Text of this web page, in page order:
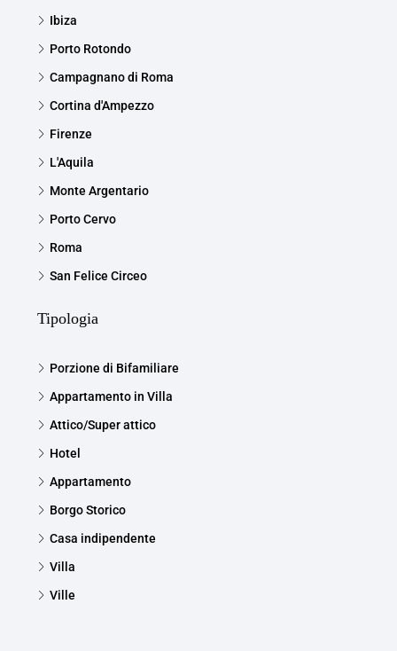
Ibiza
Porto Rotondo
Campagnano di Roma
Cortina d'Ampezzo
Firenze
L'Aquila
Monte Argentario
Porto Cervo
Roma
San Felice Circeo
Tipologia
Porzione di Bifamiliare
Appartamento in Villa
Attico/Super attico
Hotel
Appartamento
Borgo Storico
Casa indipendente
Villa
Ville